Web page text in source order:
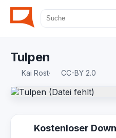
Tulpen
Kai Rost· CC-BY 2.0
Kostenloser